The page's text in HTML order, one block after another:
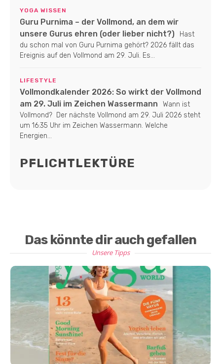
YOGA WISSEN
Guru Purnima – der Vollmond, an dem wir
unsere Gurus ehren (oder lieber nicht?)
Hast
du schon mal von Guru Purnima gehört? 2026 fällt das
Ereignis auf den Vollmond am 29. Juli. Es...
LIFESTYLE
Vollmondkalender 2026: So wirkt der Vollmond
am 29. Juli im Zeichen Wassermann
Wann ist
Vollmond? Der nächste Vollmond am 29. Juli 2026 steht
um 16:35 Uhr im Zeichen Wassermann. Welche
Energien...
PFLICHTLEKTÜRE
Das könnte dir auch gefallen
Unsere Tipps